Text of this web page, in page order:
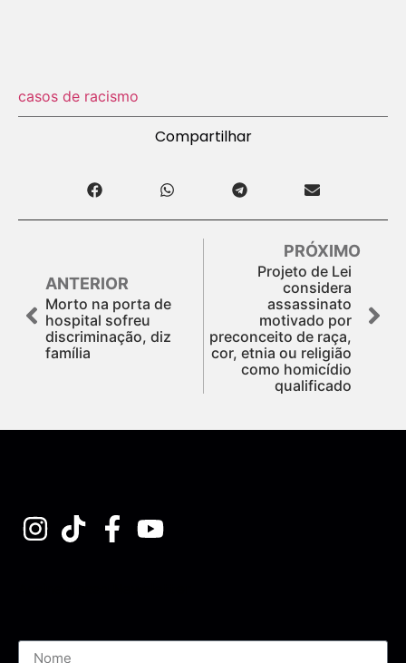
casos de racismo
Compartilhar
ANTERIOR
Morto na porta de
hospital sofreu
discriminação, diz
família
PRÓXIMO
Projeto de Lei
considera
assassinato
motivado por
preconceito de raça,
cor, etnia ou religião
como homicídio
qualificado